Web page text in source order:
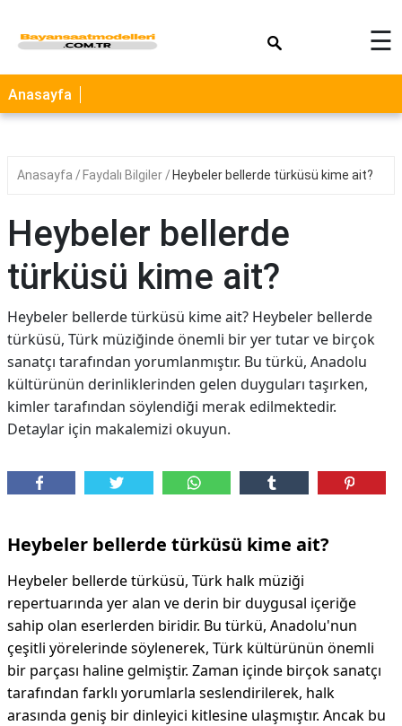
☰
Anasayfa
Anasayfa Faydalı Bilgiler Heybeler bellerde türküsü kime ait?
Heybeler bellerde
türküsü kime ait?
Heybeler bellerde türküsü kime ait? Heybeler bellerde
türküsü, Türk müziğinde önemli bir yer tutar ve birçok
sanatçı tarafından yorumlanmıştır. Bu türkü, Anadolu
kültürünün derinliklerinden gelen duyguları taşırken,
kimler tarafından söylendiği merak edilmektedir.
Detaylar için makalemizi okuyun.
Heybeler bellerde türküsü kime ait?
Heybeler bellerde türküsü, Türk halk müziği
repertuarında yer alan ve derin bir duygusal içeriğe
sahip olan eserlerden biridir. Bu türkü, Anadolu'nun
çeşitli yörelerinde söylenerek, Türk kültürünün önemli
bir parçası haline gelmiştir. Zaman içinde birçok sanatçı
tarafından farklı yorumlarla seslendirilerek, halk
arasında geniş bir dinleyici kitlesine ulaşmıştır. Ancak bu